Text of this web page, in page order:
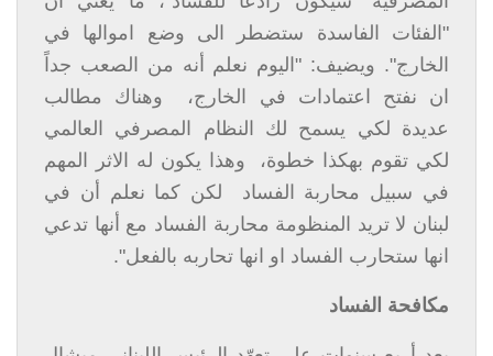
"الفئات الفاسدة ستضطر الى وضع اموالها في
الخارج". ويضيف: "اليوم نعلم أنه من الصعب جداً
ان نفتح اعتمادات في الخارج، وهناك مطالب
عديدة لكي يسمح لك النظام المصرفي العالمي
لكي تقوم بهكذا خطوة، وهذا يكون له الاثر المهم
في سبيل محاربة الفساد لكن كما نعلم أن في
لبنان لا تريد المنظومة محاربة الفساد مع أنها تدعي
انها ستحارب الفساد او انها تحاربه بالفعل".
مكافحة الفساد